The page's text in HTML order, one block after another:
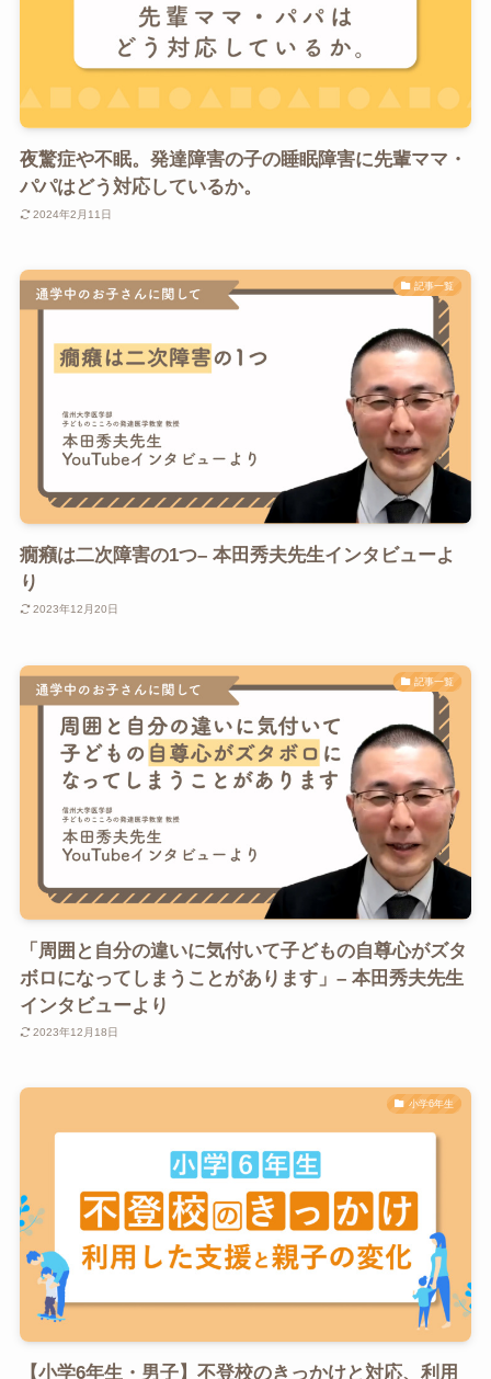
夜驚症や不眠。発達障害の子の睡眠障害に先輩ママ・
パパはどう対応しているか。
2024年2月11日
記事一覧
癇癪は二次障害の1つ– 本田秀夫先生インタビューよ
り
2023年12月20日
記事一覧
「周囲と自分の違いに気付いて子どもの自尊心がズタ
ボロになってしまうことがあります」– 本田秀夫先生
インタビューより
2023年12月18日
小学6年生
【小学6年生・男子】不登校のきっかけと対応、利用